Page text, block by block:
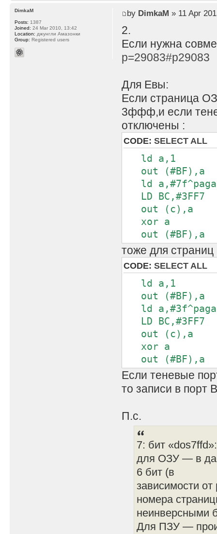
by DimkaM » 11 Apr
2.
Если нужна
p=29083#p29083
Для Евы:
Если страница
3ффф,и если
отключены :
CODE: SELECT ALL
ld a,1
out (#BF),a
ld a,#7f^paga
LD BC,#3FF7
out (c),a
xor a
out (#BF),a
тоже для страниц
CODE: SELECT ALL
ld a,1
out (#BF),a
ld a,#3f^paga
LD BC,#3FF7
out (c),a
xor a
out (#BF),a
Если теневые
то записи в порт
П.с.
7: бит
для ОЗУ — в
6 бит (в
зависимости
номера
неинверсными
Для ПЗУ —
DimkaM
Posts: 1387
Joined: 24 Mar 2010, 13:42
Location: джунгли Амазонки
Group: Registered users